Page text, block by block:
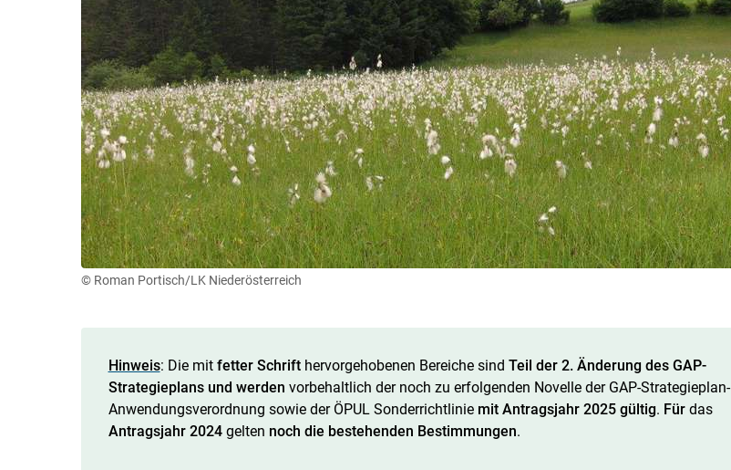
© Roman Portisch/LK Niederösterreich
Hinweis: Die mit fetter Schrifthervorgehobenen Bereiche sind Teil der 2. Änderung des GAP-
Strategieplans und werden vorbehaltlich der noch zu erfolgenden Novelle der GAP-Strategieplan-
Anwendungsverordnung sowie der ÖPUL Sonderrichtlinie mit Antragsjahr 2025 gültig. Fürdas
Antragsjahr 2024gelten noch die bestehenden Bestimmungen.